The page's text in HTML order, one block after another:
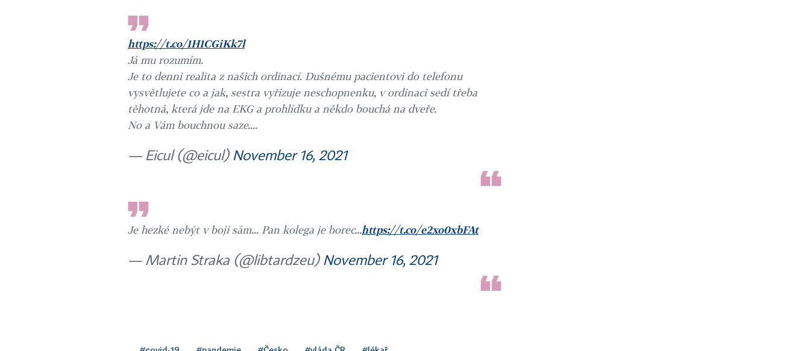
https://t.co/1H1CGiKk7l
Já mu rozumím.
Je to denni realita z našich ordinací. Dušnému pacientovi do telefonu
vysvětlujete co a jak, sestra vyřizuje neschopnenku, v ordinaci sedí třeba
těhotná, která jde na EKG a prohlídku a někdo bouchá na dveře.
No a Vám bouchnou saze....
— Eicul (@eicul) November 16, 2021
Je hezké nebýt v boji sám... Pan kolega je borec...https://t.co/e2xo0xbFAt
— Martin Straka (@libtardzeu) November 16, 2021